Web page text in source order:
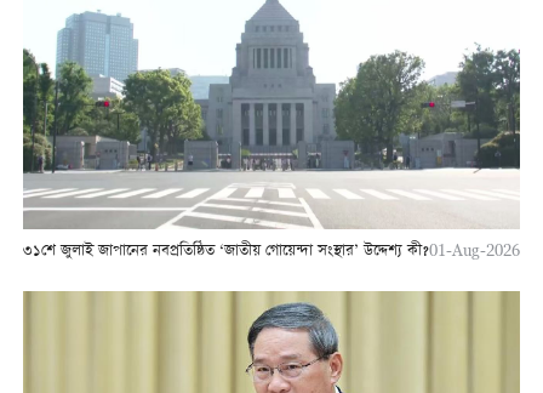
৩১শে জুলাই জাপানের নবপ্রতিষ্ঠিত ‘জাতীয় গোয়েন্দা সংস্থার’ উদ্দেশ্য কী?01-Aug-2026